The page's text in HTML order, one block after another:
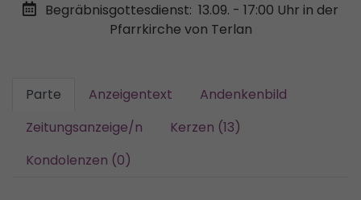
Begräbnisgottesdienst: 13.09. - 17:00 Uhr in der
Pfarrkirche von Terlan
Parte Anzeigentext
Andenkenbild
Zeitungsanzeige/n
Kerzen (13)
Kondolenzen (0)